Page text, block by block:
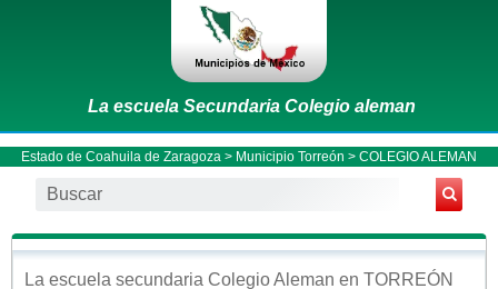
La escuela Secundaria Colegio aleman
Estado de Coahuila de Zaragoza > Municipio Torreón > COLEGIO ALEMAN
La escuela secundaria Colegio Aleman en TORREÓN